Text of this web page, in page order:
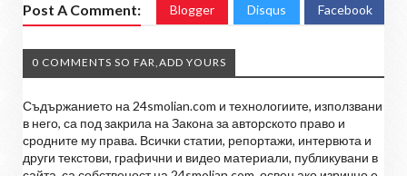
Post A Comment: Blogger Disqus Facebook
0 COMMENTS SO FAR,ADD YOURS
Съдържанието на 24smolian.com и технологиите, използвани
в него, са под закрила на Закона за авторското право и
сродните му права. Всички статии, репортажи, интервюта и
други текстови, графични и видео материали, публикувани в